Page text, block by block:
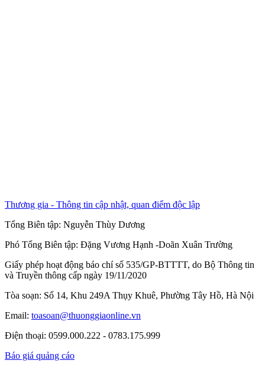
Thương gia - Thông tin cập nhật, quan điểm độc lập
Tổng Biên tập: Nguyễn Thùy Dương
Phó Tổng Biên tập: Đặng Vương Hạnh -Doãn Xuân Trường
Giấy phép hoạt động báo chí số 535/GP-BTTTT, do Bộ Thông tin
và Truyền thông cấp ngày 19/11/2020
Tòa soạn: Số 14, Khu 249A Thụy Khuê, Phường Tây Hồ, Hà Nội
Email: toasoan@thuonggiaonline.vn
Điện thoại: 0599.000.222 - 0783.175.999
Báo giá quảng cáo